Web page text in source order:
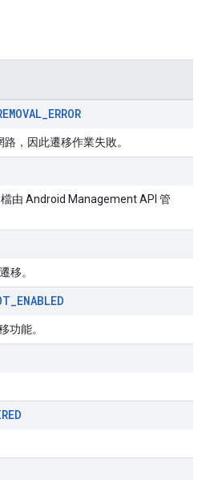
_ERROR
，因此遷移作業失敗。
由 Android Management API 管
移。
_ENABLED
功能。